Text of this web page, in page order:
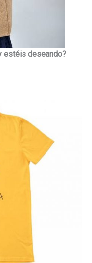
estéis deseando?